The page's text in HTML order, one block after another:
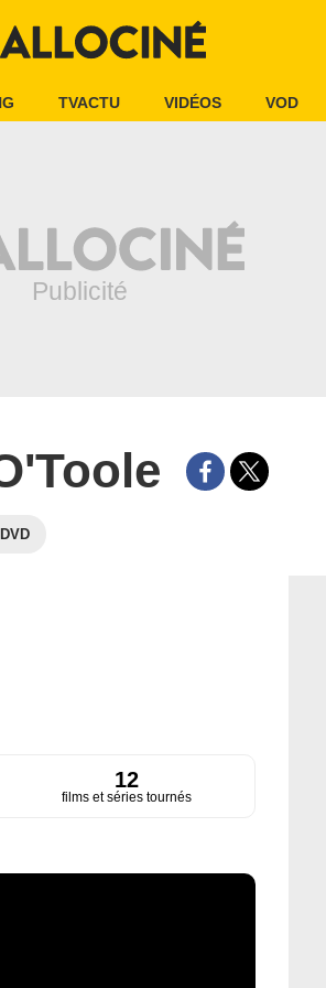
TVACTU VIDÉOS VOD
12
films et séries tournés